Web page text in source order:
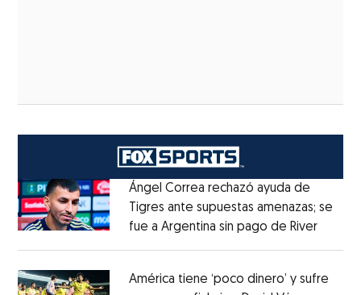
Ángel Correa rechazó ayuda de
Tigres ante supuestas amenazas; se
fue a Argentina sin pago de RiverOpens
América tiene ‘poco dinero’ y sufre